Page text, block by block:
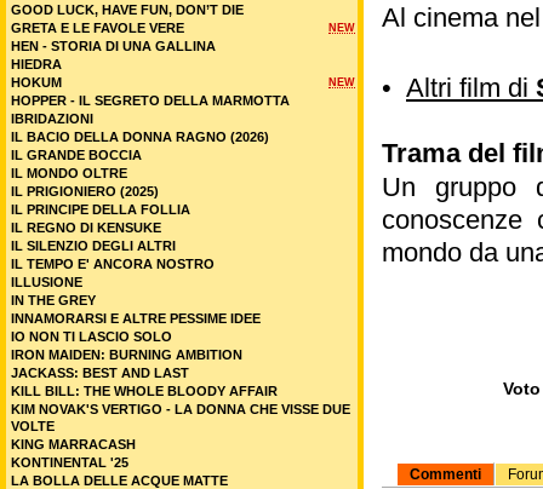
Al cinema
• Altri film di
Trama del
Un gruppo
mondo da
Commenti
GOOD LUCK, HAVE FUN, DON’T DIE
NEW
GRETA E LE FAVOLE VERE
HEN - STORIA DI UNA GALLINA
HIEDRA
NEW
HOKUM
HOPPER - IL SEGRETO DELLA MARMOTTA
IBRIDAZIONI
IL BACIO DELLA DONNA RAGNO (2026)
IL GRANDE BOCCIA
IL MONDO OLTRE
IL PRIGIONIERO (2025)
IL PRINCIPE DELLA FOLLIA
IL REGNO DI KENSUKE
IL SILENZIO DEGLI ALTRI
IL TEMPO E' ANCORA NOSTRO
ILLUSIONE
IN THE GREY
INNAMORARSI E ALTRE PESSIME IDEE
IO NON TI LASCIO SOLO
IRON MAIDEN: BURNING AMBITION
JACKASS: BEST AND LAST
KILL BILL: THE WHOLE BLOODY AFFAIR
KIM NOVAK'S VERTIGO - LA DONNA CHE VISSE DUE
VOLTE
KING MARRACASH
KONTINENTAL '25
LA BOLLA DELLE ACQUE MATTE